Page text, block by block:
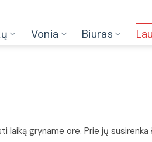
Vonia Biuras
laiką gryname ore. Prie jų